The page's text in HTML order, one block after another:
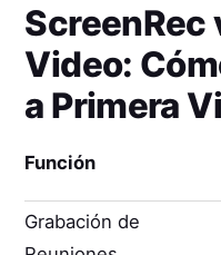
ScreenRec
Video:
a Primera
Función
Grabación de